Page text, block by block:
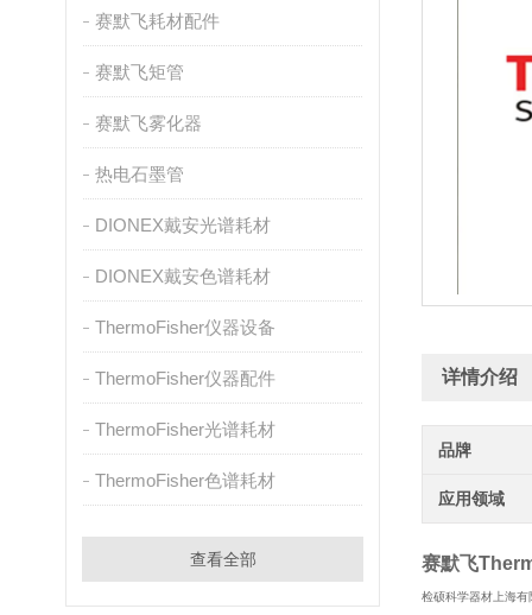
赛默飞耗材配件
赛默飞矩管
赛默飞雾化器
热电石墨管
DIONEX戴安光谱耗材
DIONEX戴安色谱耗材
ThermoFisher仪器设备
ThermoFisher仪器配件
ThermoFisher光谱耗材
ThermoFisher色谱耗材
查看全部
详情介绍
品牌
应用领域
赛默飞
检硕科学器材上海